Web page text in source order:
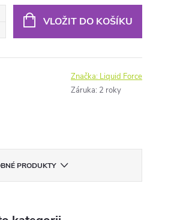
VLOŽIT DO KOŠÍKU
Značka: Liquid Force
Záruka: 2 roky
PRODUKTY